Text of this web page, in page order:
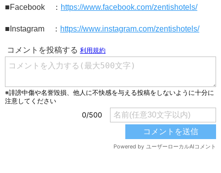
■Facebook ： https://www.facebook.com/zentishotels/
■Instagram ： https://www.instagram.com/zentishotels/